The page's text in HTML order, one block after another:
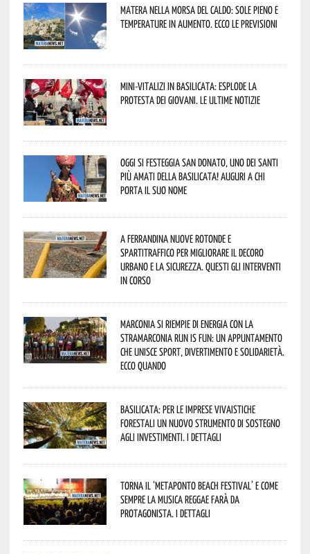
Matera nella morsa del caldo: sole pieno e
temperature in aumento. Ecco le previsioni
Mini-vitalizi in Basilicata: esplode la
protesta dei giovani. Le ultime notizie
Oggi si festeggia San Donato, uno dei Santi
più amati della Basilicata! Auguri a chi
porta il suo nome
A Ferrandina nuove rotonde e
spartitraffico per migliorare il decoro
urbano e la sicurezza. Questi gli interventi
in corso
Marconia si riempie di energia con la
StraMarconia Run is Fun: un appuntamento
che unisce sport, divertimento e solidarietà.
Ecco quando
Basilicata: per le imprese vivaistiche
forestali un nuovo strumento di sostegno
agli investimenti. I dettagli
Torna il ‘Metaponto beach festival’ e come
sempre la musica reggae farà da
protagonista. I dettagli